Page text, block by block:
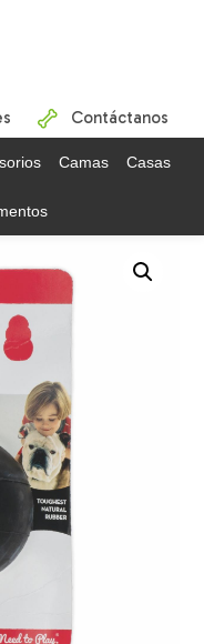
Contáctanos
Camas Casas